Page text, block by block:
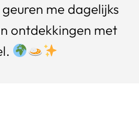
me dagelijks
ontdekkingen met